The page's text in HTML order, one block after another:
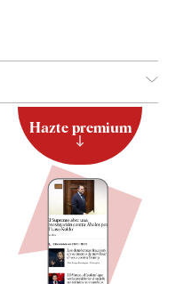
Hazte premium